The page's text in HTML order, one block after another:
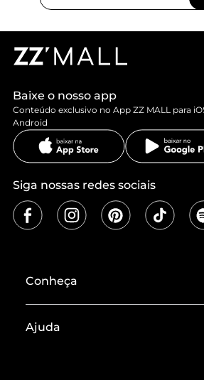
Baixe o nosso app
Conteúdo exclusivo no App ZZ MALL para
Android
Siga nossas redes sociais
Conheça
Termos de Uso
Ajuda